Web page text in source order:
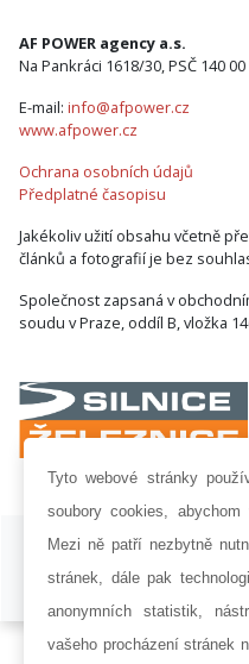
AF POWER agency a.s.
Na Pankráci 1618/30, PSČ 140
E-mail: info@afpower.cz
www.afpower.cz
Ochrana osobních údajů
Předplatné časopisu
Jakékoliv užití obsahu včetně
článků a fotografií je bez
Společnost zapsaná v
soudu v Praze, oddíl B, vložka
ISSN 1802-8535 © 2009 -
Developed by:
Tyto webové stránky
soubory cookies,
Mezi ně patří nezbytně
stránek, dále pak
anonymních statistik,
vašeho procházení stránek